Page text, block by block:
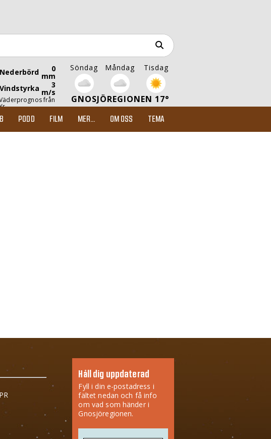
Nederbörd 0
mm
Vindstyrka
3
m/s
från
Söndag Måndag Tisdag
GNOSJÖREGIONEN 17°
PODD FILM MER... OM OSS TEMA
Håll dig uppdaterad
Fyll i din e-postadress i
fältet nedan och få info
om vad som händer i
Gnosjöregionen.